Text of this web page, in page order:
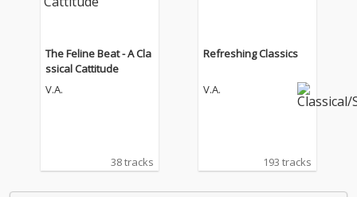
The Feline Beat - A Cla
ssical Cattitude
V.A.
38 tracks
Refreshing Classics
V.A.
193 tracks